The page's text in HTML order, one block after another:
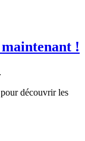
!
découvrir les